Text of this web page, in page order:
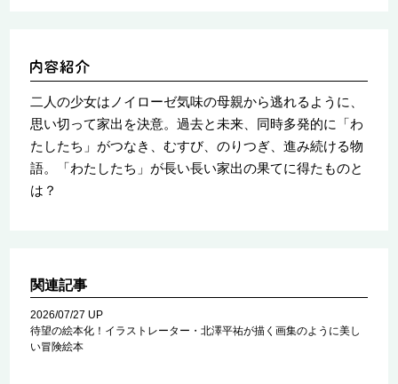
二人の少女はノイローゼ気味の母親から逃れるように、
思い切って家出を決意。過去と未来、同時多発的に「わ
たしたち」がつなき、むすび、のりつぎ、進み続ける物
語。「わたしたち」が長い長い家出の果てに得たものと
は？
関連記事
2026/07/27 UP
待望の絵本化！イラストレーター・北澤平祐が描く画集のように美し
い冒険絵本